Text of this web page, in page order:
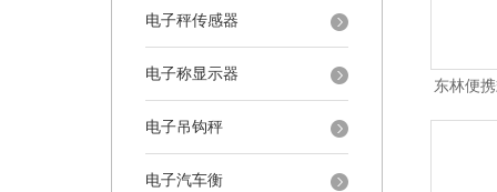
电子秤传感器
电子称显示器
电子吊钩秤
电子汽车衡
东林便